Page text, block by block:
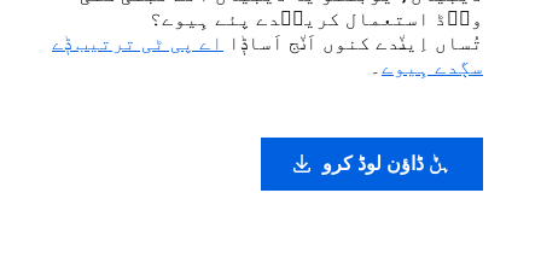
ون٘ڈ استعمال کرین٘دے پئے ہِیوے؟
تُساں اِین٘دے کنوں اَن٘ج اَساݙا
اے پی ٹی ترتیب ݙے
سڳدے ہِیوے۔
ہݨ ڈاؤن لوڈ کرو